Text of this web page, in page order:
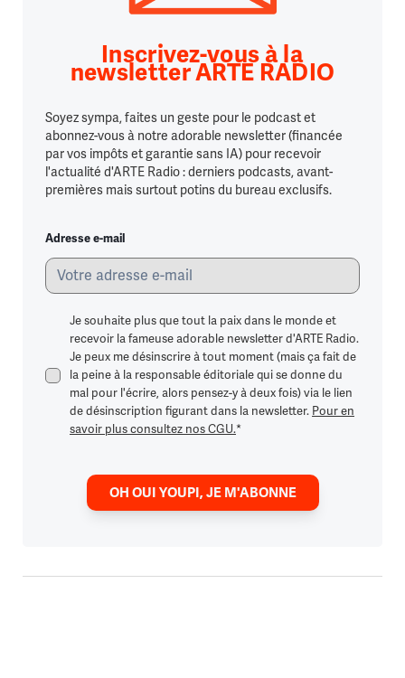
Inscrivez-vous à la
newsletter ARTE RADIO
Soyez sympa, faites un geste pour le podcast et
abonnez-vous à notre adorable newsletter (financée
par vos impôts et garantie sans IA) pour recevoir
l'actualité d'ARTE Radio : derniers podcasts, avant-
premières mais surtout potins du bureau exclusifs.
Adresse e-mail
Je souhaite plus que tout la paix dans le monde et
recevoir la fameuse adorable newsletter d'ARTE Radio.
Je peux me désinscrire à tout moment (mais ça fait de
la peine à la responsable éditoriale qui se donne du
mal pour l'écrire, alors pensez-y à deux fois) via le lien
de désinscription figurant dans la newsletter. Pour en
savoir plus consultez nos CGU.*
OH OUI YOUPI, JE M'ABONNE